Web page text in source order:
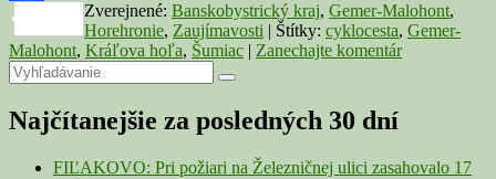
Link
Share
Zverejnené: Banskobystrický kraj, Gemer-Malohont,
Horehronie, Zaujímavosti | Štítky: cyklocesta, Gemer-
Malohont, Kráľova hoľa, Šumiac | Zanechajte komentár
Primary
Sidebar
Widget
Area
Search
for:
Search
Najčítanejšie za posledných 30 dní
FIĽAKOVO: Pri požiari na Železničnej ulici zasahovalo 17